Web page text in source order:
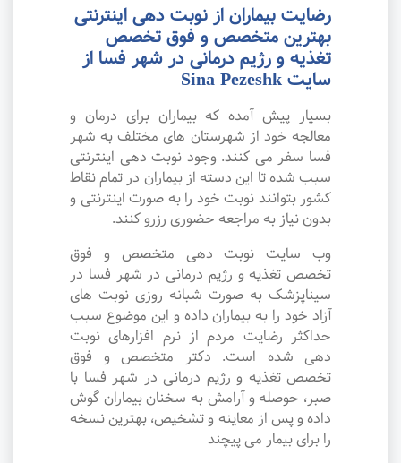
رضایت بیماران از نوبت دهی اینترنتی
بهترین متخصص و فوق تخصص
تغذیه و رژیم درمانی در شهر فسا از
سایت Sina Pezeshk
بسیار پیش آمده که بیماران برای درمان و
معالجه خود از شهرستان های مختلف به شهر
فسا سفر می کنند. وجود نوبت دهی اینترنتی
سبب شده تا این دسته از بیماران در تمام نقاط
کشور بتوانند نوبت خود را به صورت اینترنتی و
بدون نیاز به مراجعه حضوری رزرو کنند.
وب سایت نوبت دهی متخصص و فوق
تخصص تغذیه و رژیم درمانی در شهر فسا در
سیناپزشک به صورت شبانه روزی نوبت های
آزاد خود را به بیماران داده و این موضوع سبب
حداکثر رضایت مردم از نرم افزارهای نوبت
دهی شده است. دکتر متخصص و فوق
تخصص تغذیه و رژیم درمانی در شهر فسا با
صبر، حوصله و آرامش به سخنان بیماران گوش
داده و پس از معاینه و تشخیص، بهترین نسخه
را برای بیمار می پیچند